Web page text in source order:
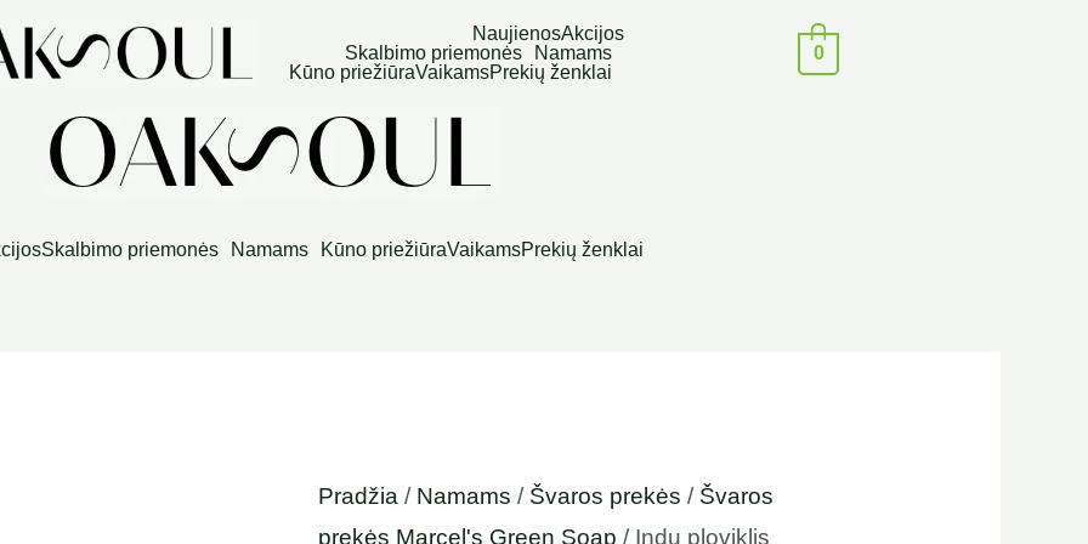
NaujienosAkcijos
Skalbimo priemonės
Namams
Kūno priežiūraVaikamsPrekių ženklai
0
Skalbimo priemonės Namams Kūno priežiūraVaikamsPrekių ženklai
Pradžia / Namams / Švaros prekės / Švaros
prekės Marcel's Green Soap / Indų ploviklis
range:
4,49 €
kiekis:
ploviklis
Orange
Jasmine,